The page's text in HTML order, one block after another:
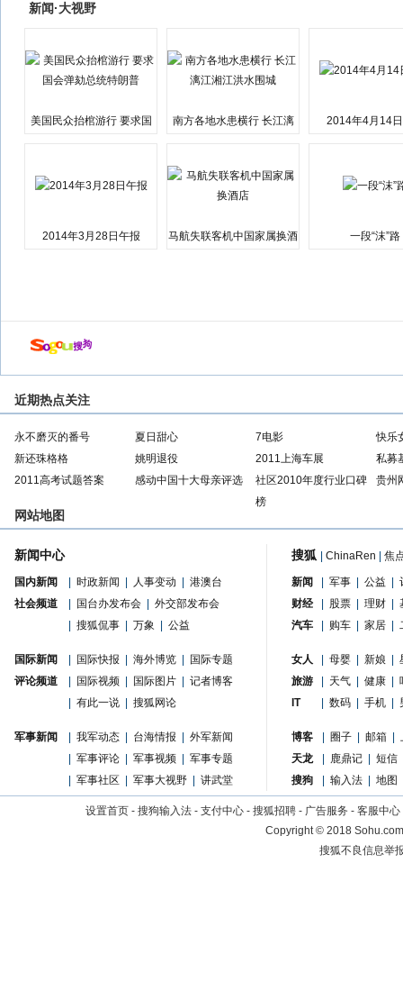
新闻·大视野
美国民众抬棺游行 要求国
南方各地水患横行 长江漓
2014年4月14
2014年3月28日午报
马航失联客机中国家属换酒
一段“沫”路
近期热点关注
永不磨灭的番号 夏日甜心 7电影
快乐
新还珠格格
姚明退役 2011上海车展
私募
2011高考试题答案
感动中国十大母亲评选
社区2010年度行业口碑
榜
贵州
网站地图
新闻中心
国内新闻 时政新闻 人事变动
港澳台
国台办发布会 外交部发布会
社会频道
搜狐侃事 万象 公益
国际新闻 国际快报 海外博览
国际专题
国际视频 国际图片 记者博客
评论频道
有此一说 搜狐网论
军事新闻 我军动态 台海情报
外军新闻
军事评论 军事视频
军事专题
军事社区 军事大视野 讲武堂
搜狐 ChinaRen 焦
新闻 军事 公益
财经
股票 理财
汽车
购车 家居
女人 母婴 新娘
旅游
天气 健康
IT
数码 手机
博客 圈子 邮箱
天龙
鹿鼎记
短信
搜狗
输入法 地图
设置首页 - 搜狗输入法 - 支付中心 - 搜狐招聘 - 广告服务 - 客服中心
Copyright©2018
搜狐不良信息举